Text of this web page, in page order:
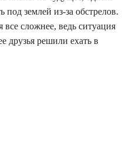
землей из-за обстрелов.
сложнее, ведь ситуация
друзья решили ехать в